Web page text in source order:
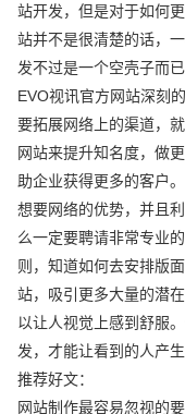
站开发，但是对于如何
站并不是很清楚的话，
发不过是一个空壳子而已
EVO视讯官方网站深刻
要拓展网络上的渠道，
网站来提升知名度，做
助企业获得更多的客户。
想要网络的优势，并且
么一定要聘请非常专业
则，知道如何去安排版
站，吸引更多大量的潜
以让人视觉上感到舒服
发，才能让看到的人产
推荐好文：
网站制作最容易忽视的